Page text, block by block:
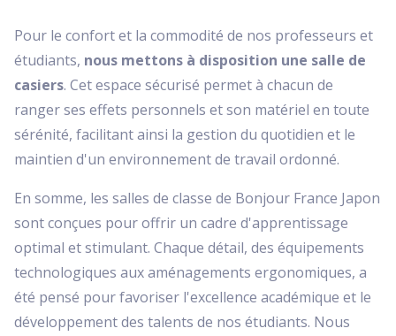
Pour le confort et la commodité de nos professeurs et
étudiants, nous mettons à disposition une salle de
casiers. Cet espace sécurisé permet à chacun de
ranger ses effets personnels et son matériel en toute
sérénité, facilitant ainsi la gestion du quotidien et le
maintien d'un environnement de travail ordonné.
En somme, les salles de classe de Bonjour France Japon
sont conçues pour offrir un cadre d'apprentissage
optimal et stimulant. Chaque détail, des équipements
technologiques aux aménagements ergonomiques, a
été pensé pour favoriser l'excellence académique et le
développement des talents de nos étudiants. Nous